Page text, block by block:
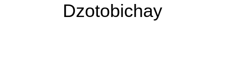
Dzotobichay